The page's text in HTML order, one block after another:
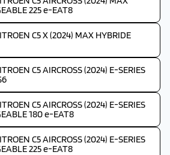
225 e-EAT8
C5 X (2024) MAX HYBRIDE
C5 AIRCROSS (2024) E-SERIES
C5 AIRCROSS (2024) E-SERIES
180 e-EAT8
C5 AIRCROSS (2024) E-SERIES
225 e-EAT8